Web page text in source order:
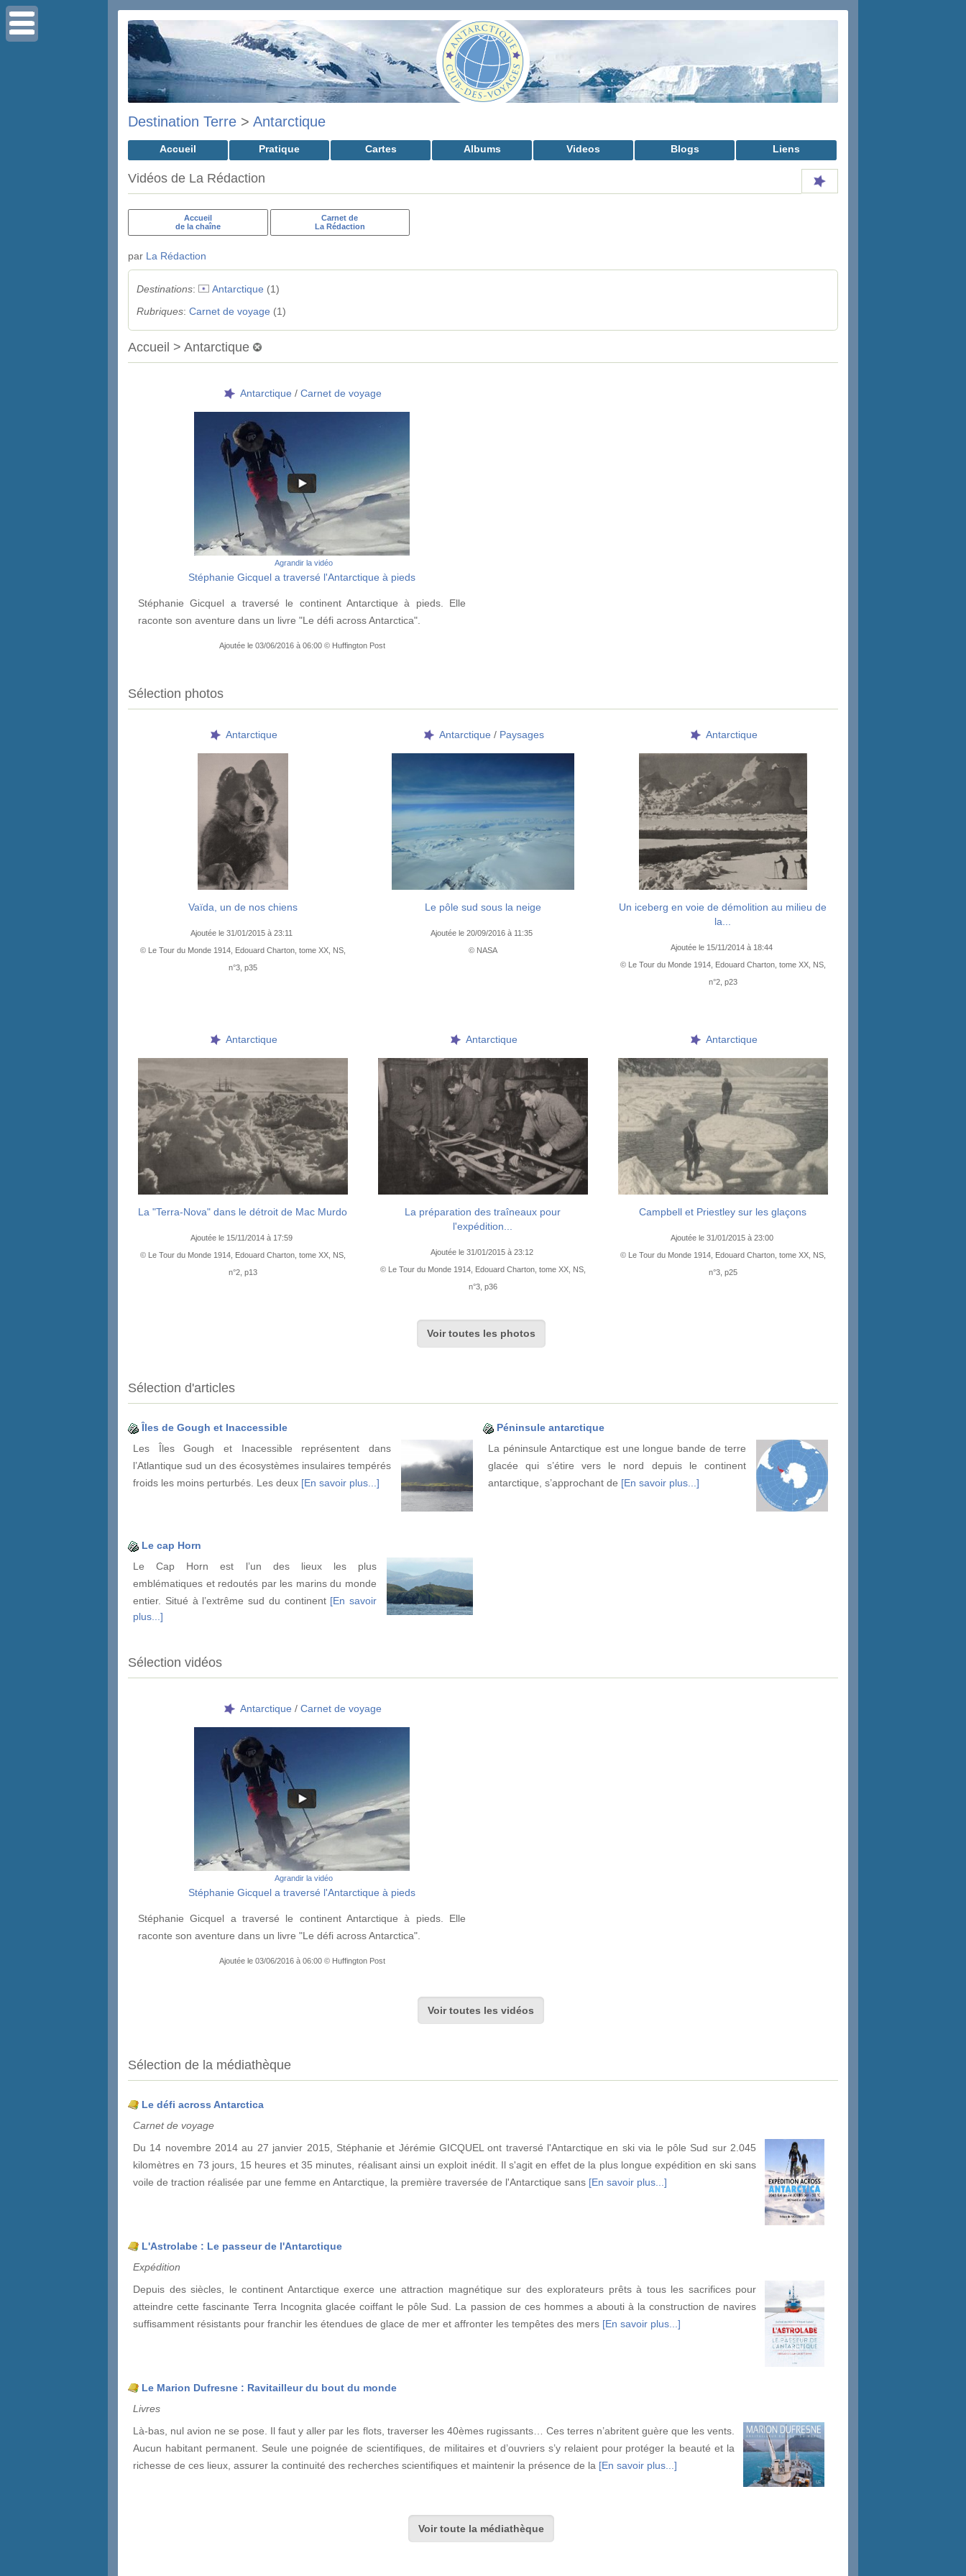
Destination Terre > Antarctique
Accueil Pratique Cartes Albums Videos Blogs Liens
Vidéos de La Rédaction
Accueil
de la chaîne
Carnet de
La Rédaction
par La Rédaction
Destinations: Antarctique (1)
Rubriques: Carnet de voyage (1)
Accueil > Antarctique
Antarctique / Carnet de voyage
Agrandir la vidéo
Stéphanie Gicquel a traversé l'Antarctique à pieds
Stéphanie Gicquel a traversé le continent Antarctique à pieds. Elle
raconte son aventure dans un livre "Le défi across Antarctica".
Ajoutée le 03/06/2016 à 06:00 © Huffington Post
Sélection photos
Antarctique
Vaïda, un de nos chiens
Ajoutée le 31/01/2015 à 23:11
© Le Tour du Monde 1914, Edouard Charton, tome XX, NS,
n°3, p35
Antarctique / Paysages
Le pôle sud sous la neige
Ajoutée le 20/09/2016 à 11:35
© NASA
Antarctique
Un iceberg en voie de démolition au milieu de
la...
Ajoutée le 15/11/2014 à 18:44
© Le Tour du Monde 1914, Edouard Charton, tome XX, NS,
n°2, p23
Antarctique
La "Terra-Nova" dans le détroit de Mac Murdo
Ajoutée le 15/11/2014 à 17:59
© Le Tour du Monde 1914, Edouard Charton, tome XX, NS,
n°2, p13
Antarctique
La préparation des traîneaux pour
l'expédition...
Ajoutée le 31/01/2015 à 23:12
© Le Tour du Monde 1914, Edouard Charton, tome XX, NS,
n°3, p36
Antarctique
Campbell et Priestley sur les glaçons
Ajoutée le 31/01/2015 à 23:00
© Le Tour du Monde 1914, Edouard Charton, tome XX, NS,
n°3, p25
Voir toutes les photos
Sélection d'articles
Îles de Gough et Inaccessible
Les Îles Gough et Inacessible représentent dans
l’Atlantique sud un des écosystèmes insulaires tempérés
froids les moins perturbés. Les deux [En savoir plus...]
Péninsule antarctique
La péninsule Antarctique est une longue bande de terre
glacée qui s’étire vers le nord depuis le continent
antarctique, s’approchant de [En savoir plus...]
Le cap Horn
Le Cap Horn est l’un des lieux les plus
emblématiques et redoutés par les marins du monde
entier. Situé à l’extrême sud du continent [En savoir
plus...]
Sélection vidéos
Antarctique / Carnet de voyage
Agrandir la vidéo
Stéphanie Gicquel a traversé l'Antarctique à pieds
Stéphanie Gicquel a traversé le continent Antarctique à pieds. Elle
raconte son aventure dans un livre "Le défi across Antarctica".
Ajoutée le 03/06/2016 à 06:00 © Huffington Post
Voir toutes les vidéos
Sélection de la médiathèque
Le défi across Antarctica
Carnet de voyage
Du 14 novembre 2014 au 27 janvier 2015, Stéphanie et Jérémie GICQUEL ont traversé l'Antarctique en ski via le pôle Sud sur 2.045
kilomètres en 73 jours, 15 heures et 35 minutes, réalisant ainsi un exploit inédit. Il s'agit en effet de la plus longue expédition en ski sans
voile de traction réalisée par une femme en Antarctique, la première traversée de l'Antarctique sans [En savoir plus...]
L'Astrolabe : Le passeur de l'Antarctique
Expédition
Depuis des siècles, le continent Antarctique exerce une attraction magnétique sur des explorateurs prêts à tous les sacrifices pour
atteindre cette fascinante Terra Incognita glacée coiffant le pôle Sud. La passion de ces hommes a abouti à la construction de navires
suffisamment résistants pour franchir les étendues de glace de mer et affronter les tempêtes des mers [En savoir plus...]
Le Marion Dufresne : Ravitailleur du bout du monde
Livres
Là-bas, nul avion ne se pose. Il faut y aller par les flots, traverser les 40èmes rugissants… Ces terres n’abritent guère que les vents.
Aucun habitant permanent. Seule une poignée de scientifiques, de militaires et d’ouvriers s’y relaient pour protéger la beauté et la
richesse de ces lieux, assurer la continuité des recherches scientifiques et maintenir la présence de la [En savoir plus...]
Voir toute la médiathèque